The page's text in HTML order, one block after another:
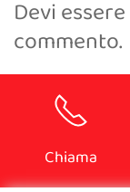
Devi essere
commento.
Chiama